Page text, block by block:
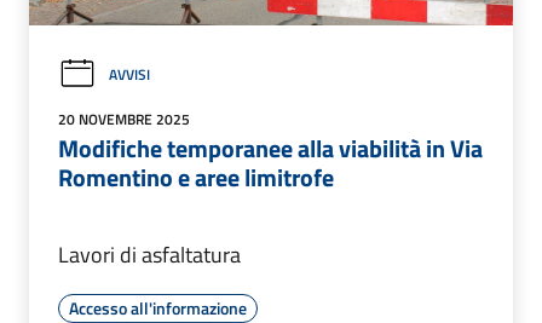
AVVISI
20 NOVEMBRE 2025
Modifiche temporanee alla viabilità in Via
Romentino e aree limitrofe
Lavori di asfaltatura
Accesso all'informazione